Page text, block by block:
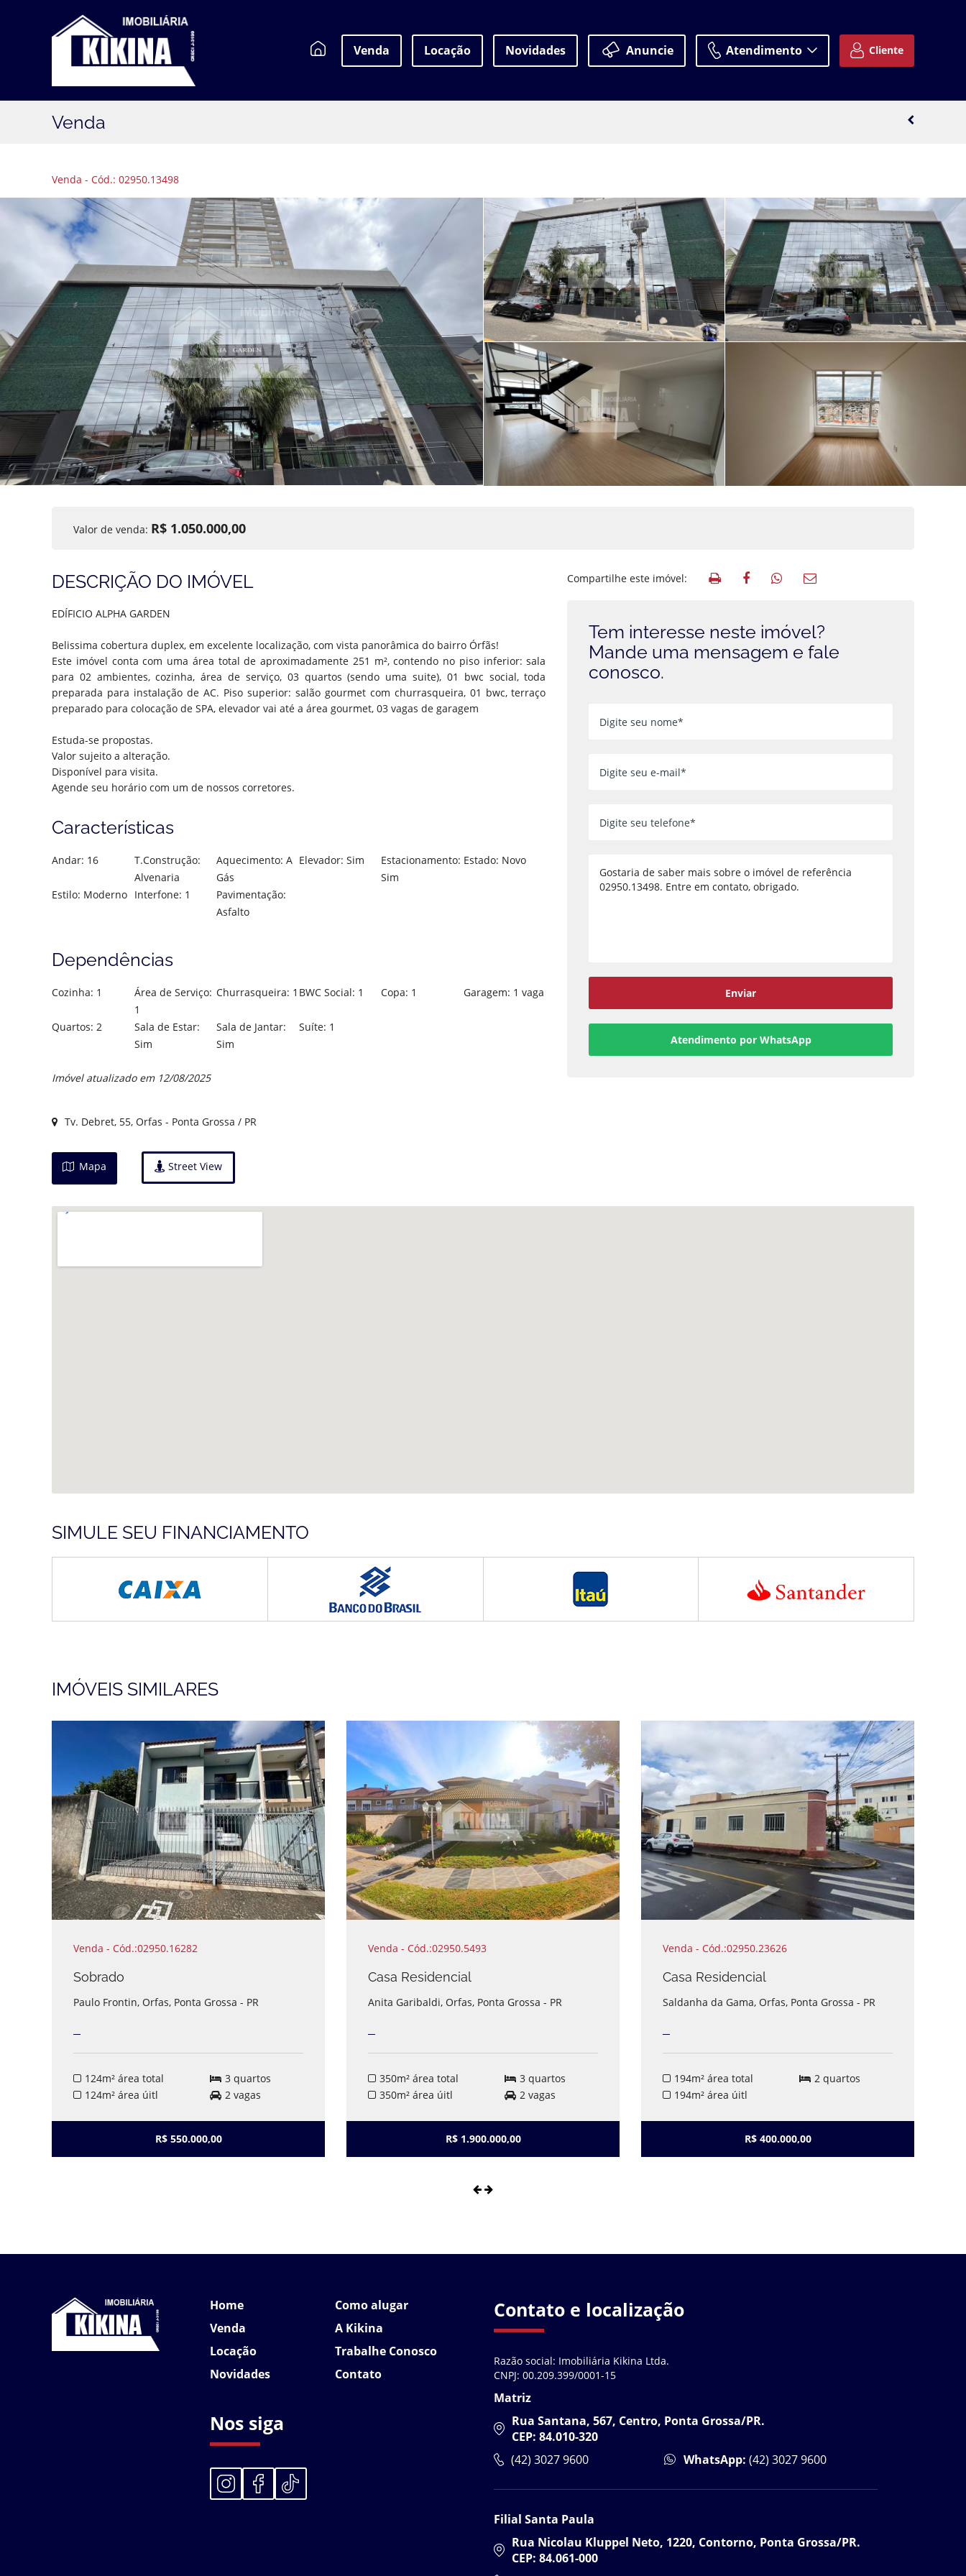
Venda Locação Novidades Anuncie Atendimento Cliente
Venda
Venda - Cód.: 02950.13498
Valor de venda: R$ 1.050.000,00
DESCRIÇÃO DO IMÓVEL
EDÍFICIO ALPHA GARDEN
Belissima cobertura duplex, em excelente localização, com vista panorâmica do bairro Órfãs!
Este imóvel conta com uma área total de aproximadamente 251 m², contendo no piso inferior: sala
para 02 ambientes, cozinha, área de serviço, 03 quartos (sendo uma suite), 01 bwc social, toda
preparada para instalação de AC. Piso superior: salão gourmet com churrasqueira, 01 bwc, terraço
preparado para colocação de SPA, elevador vai até a área gourmet, 03 vagas de garagem
Estuda-se propostas.
Valor sujeito a alteração.
Disponível para visita.
Agende seu horário com um de nossos corretores.
Características
Andar: 16
T.Construção:
Alvenaria
Aquecimento: A
Gás
Elevador: Sim
Estacionamento:
Sim
Estado: Novo
Estilo: Moderno Interfone: 1
Pavimentação:
Asfalto
Dependências
Cozinha: 1
Área de Serviço:
1
Churrasqueira: 1 BWC Social: 1 Copa: 1 Garagem: 1 vaga
Quartos: 2
Sala de Estar:
Sim
Sala de Jantar:
Sim
Suíte: 1
Imóvel atualizado em 12/08/2025
Compartilhe este imóvel:
Tem interesse neste imóvel?
Mande uma mensagem e fale
conosco.
Enviar
Atendimento por WhatsApp
Tv. Debret, 55, Orfas - Ponta Grossa / PR
Mapa Street View
SIMULE SEU FINANCIAMENTO
IMÓVEIS SIMILARES
Venda - Cód.:02950.16282
Sobrado
Paulo Frontin, Orfas, Ponta Grossa - PR
124m² área total
3 quartos
124m² área úitl
2 vagas
R$ 550.000,00
Venda - Cód.:02950.5493
Casa Residencial
Anita Garibaldi, Orfas, Ponta Grossa - PR
350m² área total
3 quartos
350m² área úitl
2 vagas
R$ 1.900.000,00
Venda - Cód.:02950.23626
Casa Residencial
Saldanha da Gama, Orfas, Ponta Grossa - PR
194m² área total
2 quartos
194m² área úitl
R$ 400.000,00
Home
Venda
Locação
Novidades
Como alugar
A Kikina
Trabalhe Conosco
Contato
Nos siga
Contato e localização
Razão social: Imobiliária Kikina Ltda.
CNPJ: 00.209.399/0001-15
Matriz
Rua Santana, 567, Centro, Ponta Grossa/PR.
CEP: 84.010-320
(42) 3027 9600
WhatsApp:(42) 3027 9600
Filial Santa Paula
Rua Nicolau Kluppel Neto, 1220, Contorno, Ponta Grossa/PR.
CEP: 84.061-000